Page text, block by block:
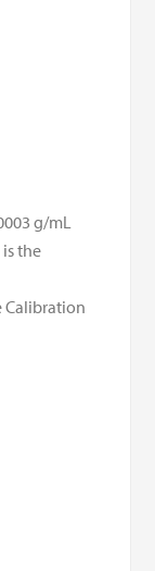
g/mL
is the
Calibration